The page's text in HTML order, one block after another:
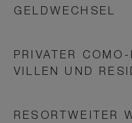
GELDWECHSEL
PRIVATER
VILLEN UND
RESORTWEITER